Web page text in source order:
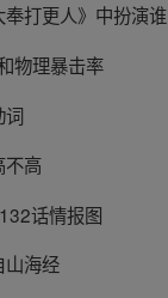
打更人》中扮演谁
物理暴击率
词
不高
话情报图
山海经